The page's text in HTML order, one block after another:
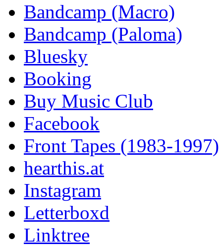
Bandcamp (Macro)
Bandcamp (Paloma)
Bluesky
Booking
Buy Music Club
Facebook
Front Tapes (1983-1997)
hearthis.at
Instagram
Letterboxd
Linktree